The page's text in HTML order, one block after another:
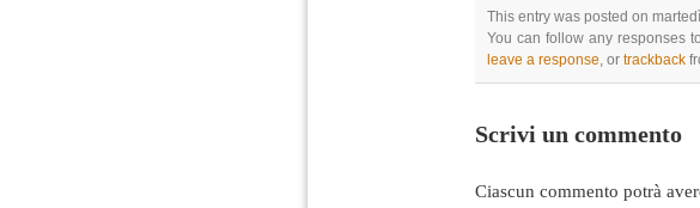
This entry was posted on
You can follow any responses
leave a response, or trackback
Scrivi un commento
Ciascun commento potrà